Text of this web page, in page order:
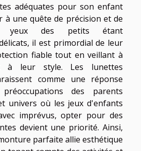
adéquates pour son enfant
à une quête de précision et de
yeux des petits étant
il est primordial de leur
fiable tout en veillant à
à leur style. Les lunettes
comme une réponse
des parents
univers où les jeux d'enfants
imprévus, opter pour des
devient une priorité. Ainsi,
parfaite allie esthétique